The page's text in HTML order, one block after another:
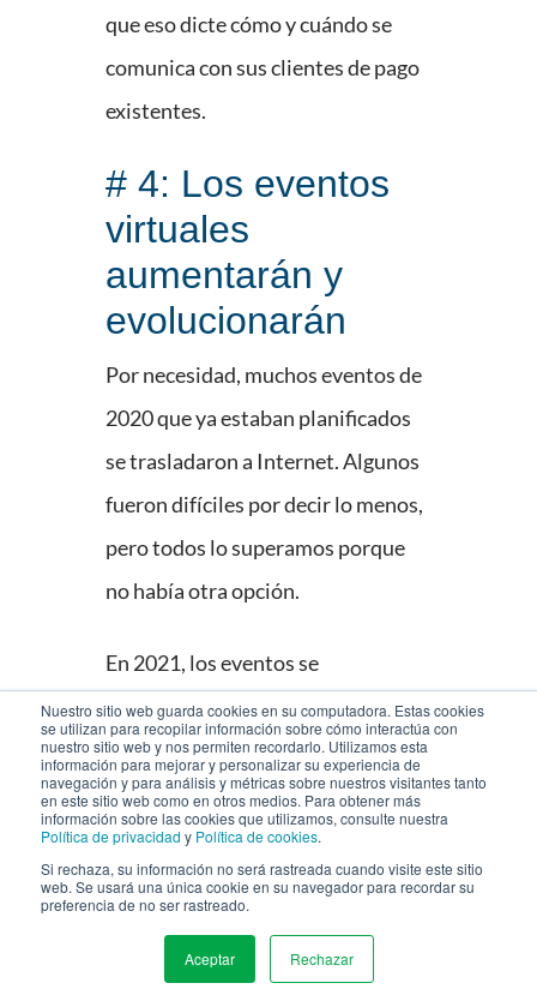
Nuestro sitio web guarda cookies en su computadora. Estas cookies
se utilizan para recopilar información sobre cómo interactúa con
nuestro sitio web y nos permiten recordarlo. Utilizamos esta
información para mejorar y personalizar su experiencia de
navegación y para análisis y métricas sobre nuestros visitantes tanto
en este sitio web como en otros medios. Para obtener más
información sobre las cookies que utilizamos, consulte nuestra
Política de privacidad y Política de cookies.
Si rechaza, su información no será rastreada cuando visite este sitio
web. Se usará una única cookie en su navegador para recordar su
preferencia de no ser rastreado.
Aceptar Rechazar
que eso dicte cómo y cuándo se
comunica con sus clientes de pago
existentes.
# 4: Los eventos
virtuales
aumentarán y
evolucionarán
Por necesidad, muchos eventos de
2020 que ya estaban planificados
se trasladaron a Internet. Algunos
fueron difíciles por decir lo menos,
pero todos lo superamos porque
no había otra opción.
En 2021, los eventos se
planificarán como virtuales desde
el principio, y serán mucho mejores
para ello. Inclusoescribimos
algunos consejospara ti.
Además, los eventos virtuales
mejorarán porque se lanzarán más